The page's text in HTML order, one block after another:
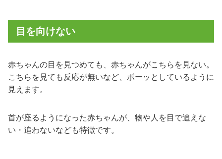
目を向けない
赤ちゃんの目を見つめても、赤ちゃんがこちらを見ない。
こちらを見ても反応が無いなど、ボーッとしているように
見えます。
首が座るようになった赤ちゃんが、物や人を目で追えな
い・追わないなども特徴です。